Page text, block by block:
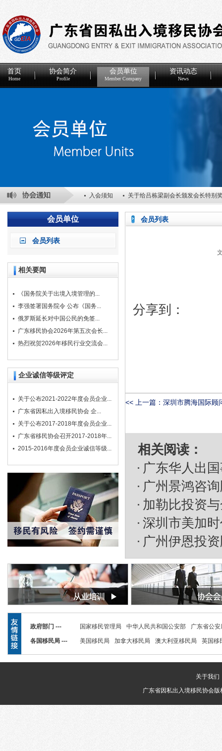
首页
Home
协会简介
Profile
会员单位
Member Company
资讯动态
News
入会须知 关于给吕栋梁副会长颁发会长特别
关于表彰2025年度优秀会员单位的决定 关于
会员单位
会员列表
相关要闻
《国务院关于出境入境管理的...
李强签署国务院令 公布《国务...
俄罗斯延长对中国公民的免签...
广东移民协会2026年第五次会长...
热烈祝贺2026年移民行业交流会...
企业诚信等级评定
关于公布2021-2022年度会员企业...
广东省因私出入境移民协会 企...
关于公布2017-2018年度会员企业...
广东省移民协会召开2017-2018年...
2015-2016年度会员企业诚信等级...
会员列表
分享到：
<< 上一篇： 深圳市腾海国际顾
相关阅读：
广东华人出
广州景鸿咨
加勒比投资
深圳市美加
广州伊恩投
政府部门 --- 国家移民管理局 中华人民共和国公安部 广东省公
各国移民局 --- 美国移民局 加拿大移民局 澳大利亚移民局 英国移
关于我们
广东省因私出入境移民协会